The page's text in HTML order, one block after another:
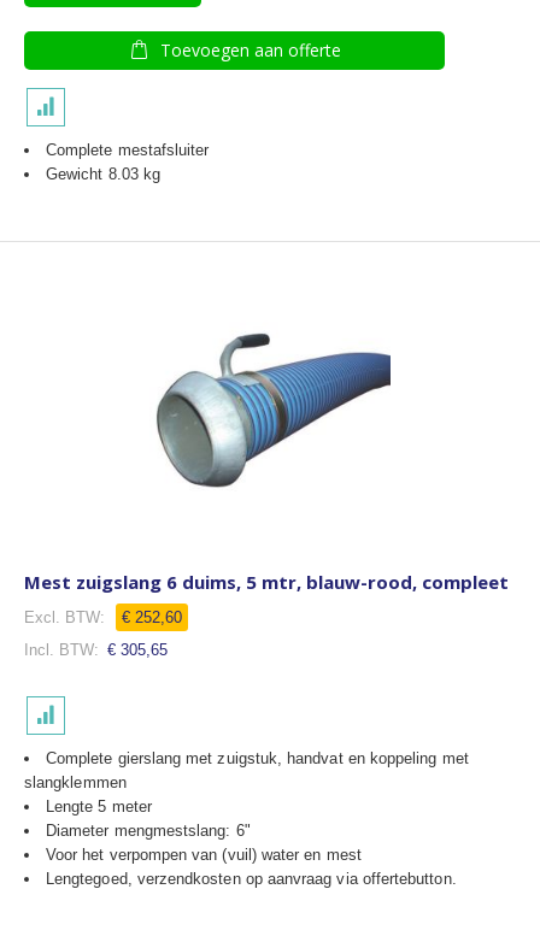
Toevoegen aan offerte
Complete mestafsluiter
Gewicht 8.03 kg
Mest zuigslang 6 duims, 5 mtr, blauw-rood, compleet
€ 252,60
€ 305,65
Complete gierslang met zuigstuk, handvat en koppeling met
slangklemmen
Lengte 5 meter
Diameter mengmestslang: 6"
Voor het verpompen van (vuil) water en mest
Lengtegoed, verzendkosten op aanvraag via offertebutton.